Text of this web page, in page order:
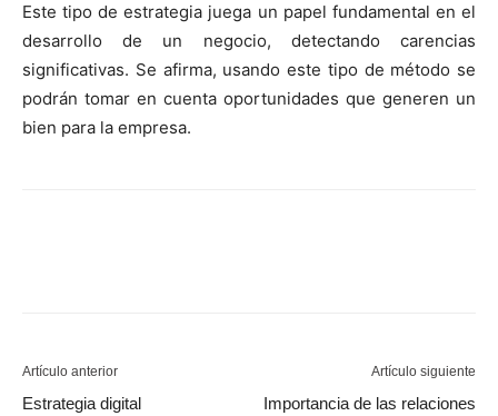
Este tipo de estrategia juega un papel fundamental en el
desarrollo de un negocio, detectando carencias
significativas. Se afirma, usando este tipo de método se
podrán tomar en cuenta oportunidades que generen un
bien para la empresa.
Artículo anterior
Estrategia digital
Artículo siguiente
Importancia de las relaciones